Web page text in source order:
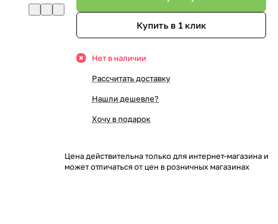
Купить в 1 клик
Нет в наличии
Рассчитать доставку
Нашли дешевле?
Хочу в подарок
Цена действительна только для интернет-магазина и
может отличаться от цен в розничных магазинах